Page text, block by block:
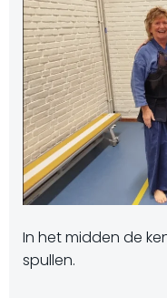
In het midden de
spullen.